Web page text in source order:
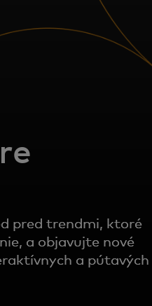
pred trendmi, ktoré
a objavujte nové
a pútavých